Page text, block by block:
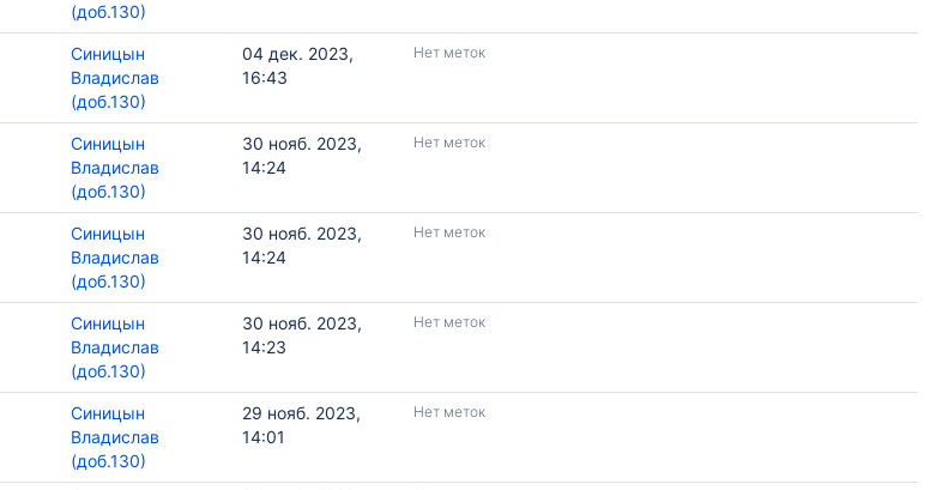
(доб.130)
Синицын
Владислав
(доб.130)
04 дек. 2023,
16:43
Нет меток
Синицын
Владислав
(доб.130)
30 нояб. 2023,
14:24
Нет меток
Синицын
Владислав
(доб.130)
30 нояб. 2023,
14:24
Нет меток
Синицын
Владислав
(доб.130)
30 нояб. 2023,
14:23
Нет меток
Синицын
Владислав
(доб.130)
29 нояб. 2023,
14:01
Нет меток